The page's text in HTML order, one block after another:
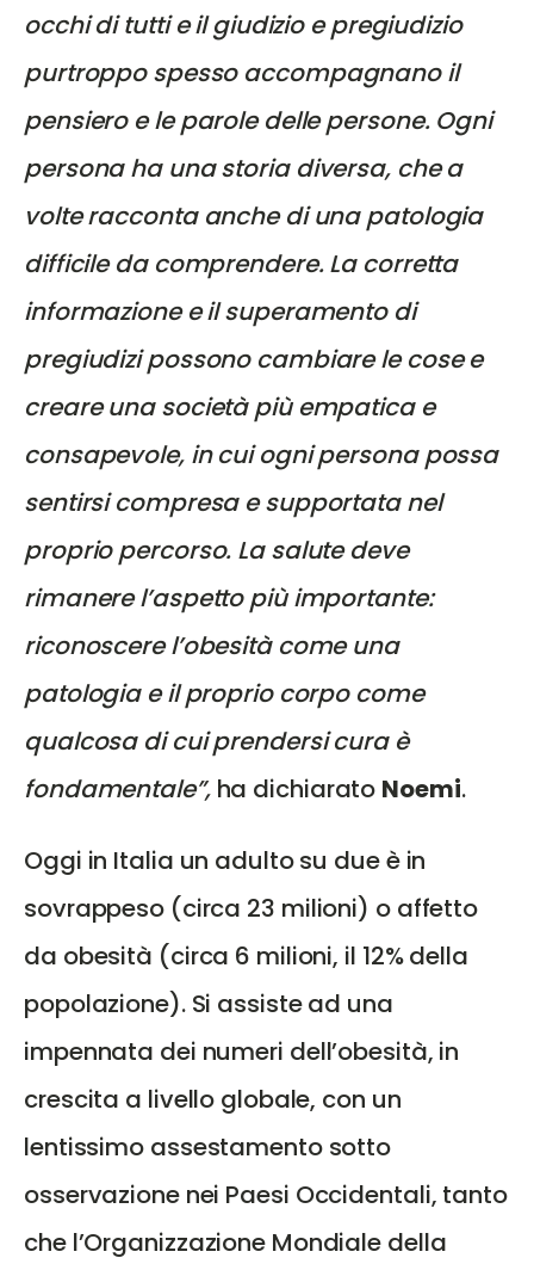
occhi di tutti e il giudizio e pregiudizio
purtroppo spesso accompagnano il
pensiero e le parole delle persone. Ogni
persona ha una storia diversa, che a
volte racconta anche di una patologia
difficile da comprendere. La corretta
informazione e il superamento di
pregiudizi possono cambiare le cose e
creare una società più empatica e
consapevole, in cui ogni persona possa
sentirsi compresa e supportata nel
proprio percorso. La salute deve
rimanere l’aspetto più importante:
riconoscere l’obesità come una
patologia e il proprio corpo come
qualcosa di cui prendersi cura è
fondamentale”, ha dichiarato Noemi.
Oggi in Italia un adulto su due è in
sovrappeso (circa 23 milioni) o affetto
da obesità (circa 6 milioni, il 12% della
popolazione). Si assiste ad una
impennata dei numeri dell’obesità, in
crescita a livello globale, con un
lentissimo assestamento sotto
osservazione nei Paesi Occidentali, tanto
che l’Organizzazione Mondiale della